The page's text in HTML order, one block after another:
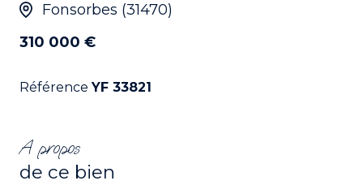
Fonsorbes (31470)
310 000 €
RéférenceYF 33821
A propos
de ce bien